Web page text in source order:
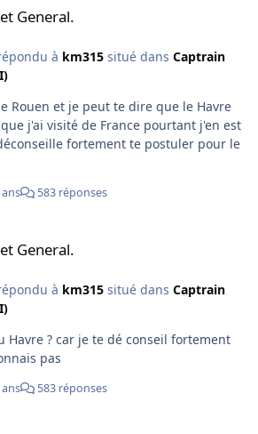
General.
à km315situé dans Captrain
j'ai visité de France pourtant j'en est
fortement te postuler pour le
ans 583 réponses
General.
à km315situé dans Captrain
Havre ? car je te dé conseil fortement
pas
ans 583 réponses